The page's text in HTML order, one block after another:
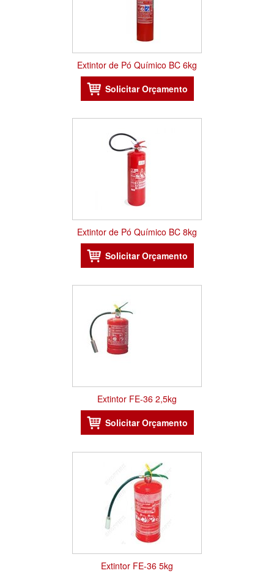
Extintor de Pó Químico BC 6kg
Extintor de Pó Químico BC 8kg
Extintor FE-36 2,5kg
Extintor FE-36 5kg